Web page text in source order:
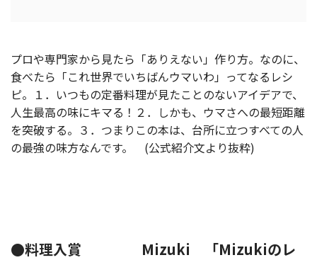
プロや専門家から見たら「ありえない」作り方。なのに、
食べたら「これ世界でいちばんウマいわ」ってなるレシ
ピ。１．いつもの定番料理が見たことのないアイデアで、
人生最高の味にキマる！２．しかも、ウマさへの最短距離
を突破する。３．つまりこの本は、台所に立つすべての人
の最強の味方なんです。 (公式紹介文より抜粋)
●料理入賞 Mizuki 「Mizukiのレ